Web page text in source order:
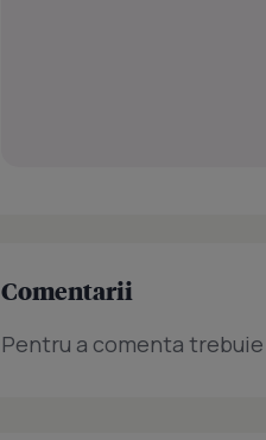
Comentarii
Pentru a comenta